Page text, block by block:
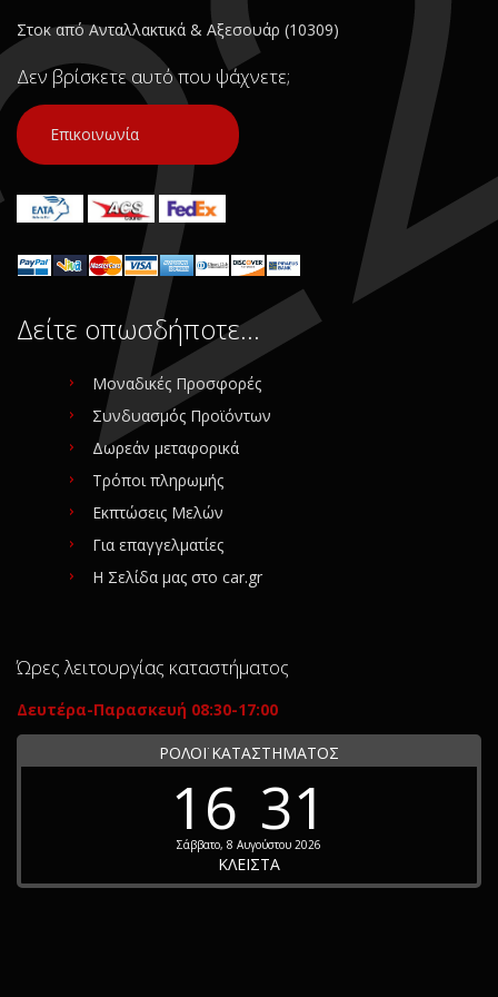
Κατάσταση:
Μεταχειρισμένο
Προέλευση:Original
Νούμερο Αγγελίας (SKU):
Συνδεθείτε για αγορά
Στοκ από Ανταλλακτικά & Αξεσουάρ (10309)
Δεν βρίσκετε αυτό που ψάχνετε;
Επικοινωνία
Δείτε οπωσδήποτε…
Μοναδικές Προσφορές
Συνδυασμός Προϊόντων
Δωρεάν μεταφορικά
Τρόποι πληρωμής
Εκπτώσεις Μελών
Για επαγγελματίες
Η Σελίδα μας στο car.gr
Ώρες λειτουργίας καταστήματος
Δευτέρα-Παρασκευή 08:30-17:00
ΡΟΛΟΪ ΚΑΤΑΣΤΗΜΑΤΟΣ
16 31
Σάββατο, 8 Αυγούστου 2026
ΚΛΕΙΣΤΑ